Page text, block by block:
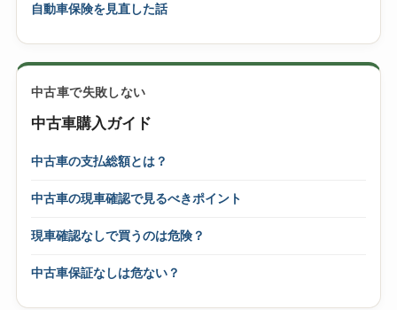
自動車保険を見直した話
中古車で失敗しない
中古車購入ガイド
中古車の支払総額とは？
中古車の現車確認で見るべきポイント
現車確認なしで買うのは危険？
中古車保証なしは危ない？